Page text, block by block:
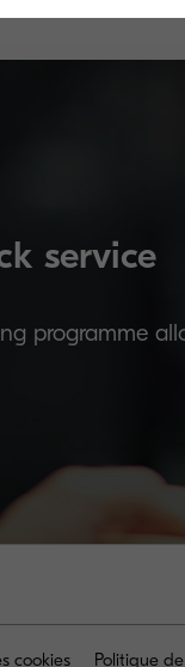
service
programme
cookies Politique